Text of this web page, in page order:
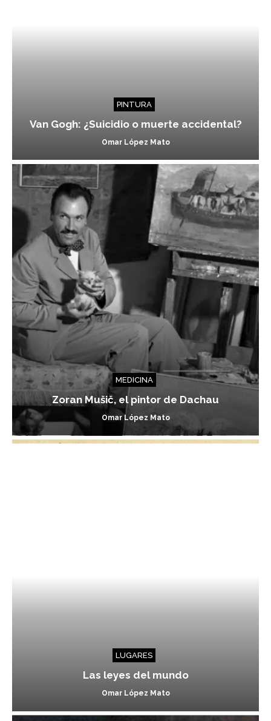
PINTURA
Van Gogh: ¿Suicidio o muerte accidental?
Omar López Mato
MEDICINA
Zoran Mušič, el pintor de Dachau
Omar López Mato
LUGARES
Las leyes del mundo
Omar López Mato